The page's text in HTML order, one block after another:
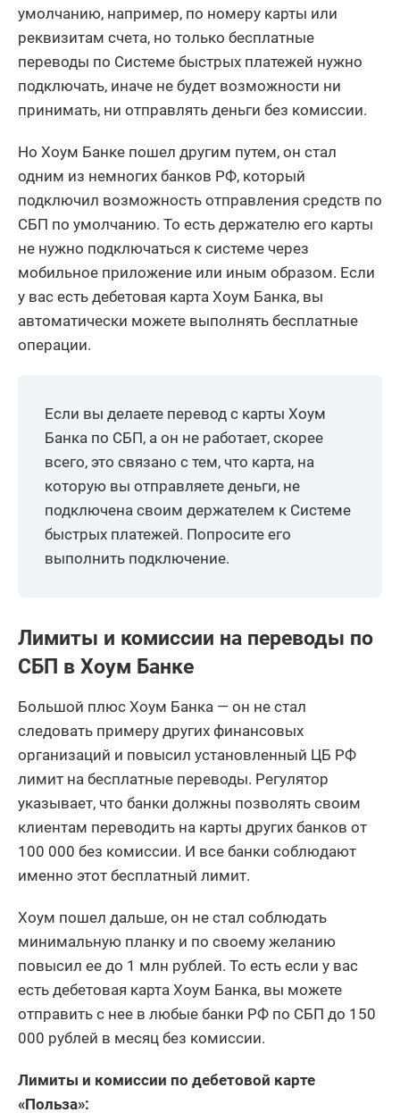
умолчанию, например, по номеру карты или
реквизитам счета, но только бесплатные
переводы по Системе быстрых платежей нужно
подключать, иначе не будет возможности ни
принимать, ни отправлять деньги без комиссии.
Но Хоум Банке пошел другим путем, он стал
одним из немногих банков РФ, который
подключил возможность отправления средств по
СБП по умолчанию. То есть держателю его карты
не нужно подключаться к системе через
мобильное приложение или иным образом. Если
у вас есть дебетовая карта Хоум Банка, вы
автоматически можете выполнять бесплатные
операции.
Если вы делаете перевод с карты Хоум
Банка по СБП, а он не работает, скорее
всего, это связано с тем, что карта, на
которую вы отправляете деньги, не
подключена своим держателем к Системе
быстрых платежей. Попросите его
выполнить подключение.
Лимиты и комиссии на переводы по
СБП в Хоум Банке
Большой плюс Хоум Банка — он не стал
следовать примеру других финансовых
организаций и повысил установленный ЦБ РФ
лимит на бесплатные переводы. Регулятор
указывает, что банки должны позволять своим
клиентам переводить на карты других банков от
100 000 без комиссии. И все банки соблюдают
именно этот бесплатный лимит.
Хоум пошел дальше, он не стал соблюдать
минимальную планку и по своему желанию
повысил ее до 1 млн рублей. То есть если у вас
есть дебетовая карта Хоум Банка, вы можете
отправить с нее в любые банки РФ по СБП до 150
000 рублей в месяц без комиссии.
Лимиты и комиссии по дебетовой карте
«Польза»: